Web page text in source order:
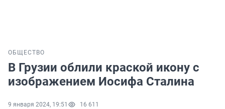
ОБЩЕСТВО
В Грузии облили краской икону с
изображением Иосифа Сталина
9 января 2024, 19:51 16 611